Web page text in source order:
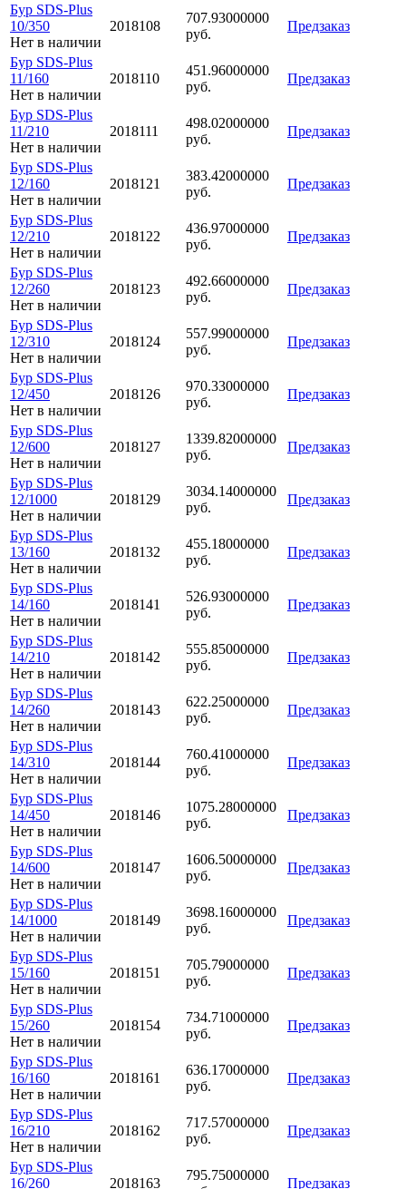
Бур SDS-Plus
10/350
Нет в наличии
2018108
707.93000000
руб.
Предзаказ
Бур SDS-Plus
11/160
Нет в наличии
2018110
451.96000000
руб.
Предзаказ
Бур SDS-Plus
11/210
Нет в наличии
2018111
498.02000000
руб.
Предзаказ
Бур SDS-Plus
12/160
Нет в наличии
2018121
383.42000000
руб.
Предзаказ
Бур SDS-Plus
12/210
Нет в наличии
2018122
436.97000000
руб.
Предзаказ
Бур SDS-Plus
12/260
Нет в наличии
2018123
492.66000000
руб.
Предзаказ
Бур SDS-Plus
12/310
Нет в наличии
2018124
557.99000000
руб.
Предзаказ
Бур SDS-Plus
12/450
Нет в наличии
2018126
970.33000000
руб.
Предзаказ
Бур SDS-Plus
12/600
Нет в наличии
2018127
1339.82000000
руб.
Предзаказ
Бур SDS-Plus
12/1000
Нет в наличии
2018129
3034.14000000
руб.
Предзаказ
Бур SDS-Plus
13/160
Нет в наличии
2018132
455.18000000
руб.
Предзаказ
Бур SDS-Plus
14/160
Нет в наличии
2018141
526.93000000
руб.
Предзаказ
Бур SDS-Plus
14/210
Нет в наличии
2018142
555.85000000
руб.
Предзаказ
Бур SDS-Plus
14/260
Нет в наличии
2018143
622.25000000
руб.
Предзаказ
Бур SDS-Plus
14/310
Нет в наличии
2018144
760.41000000
руб.
Предзаказ
Бур SDS-Plus
14/450
Нет в наличии
2018146
1075.28000000
руб.
Предзаказ
Бур SDS-Plus
14/600
Нет в наличии
2018147
1606.50000000
руб.
Предзаказ
Бур SDS-Plus
14/1000
Нет в наличии
2018149
3698.16000000
руб.
Предзаказ
Бур SDS-Plus
15/160
Нет в наличии
2018151
705.79000000
руб.
Предзаказ
Бур SDS-Plus
15/260
Нет в наличии
2018154
734.71000000
руб.
Предзаказ
Бур SDS-Plus
16/160
Нет в наличии
2018161
636.17000000
руб.
Предзаказ
Бур SDS-Plus
16/210
Нет в наличии
2018162
717.57000000
руб.
Предзаказ
Бур SDS-Plus
16/260
2018163
795.75000000
Предзаказ